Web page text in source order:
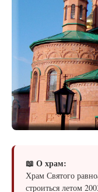
📖 О храм:
Храм Святого
строиться летом